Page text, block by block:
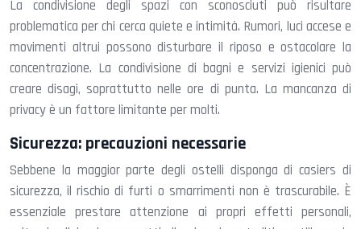
La condivisione degli spazi con sconosciuti può risultare
problematica per chi cerca quiete e intimità. Rumori, luci accese e
movimenti altrui possono disturbare il riposo e ostacolare la
concentrazione. La condivisione di bagni e servizi igienici può
creare disagi, soprattutto nelle ore di punta. La mancanza di
privacy è un fattore limitante per molti.
Sicurezza: precauzioni necessarie
Sebbene la maggior parte degli ostelli disponga di casiers di
sicurezza, il rischio di furti o smarrimenti non è trascurabile. È
essenziale prestare attenzione ai propri effetti personali,